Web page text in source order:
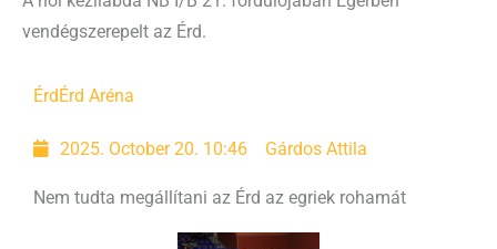
vendégszerepelt az Érd.
Érd Érd Aréna
2025. October 20. 10:46 Gárdos Attila
Nem tudta megállítani az Érd az egriek rohamát